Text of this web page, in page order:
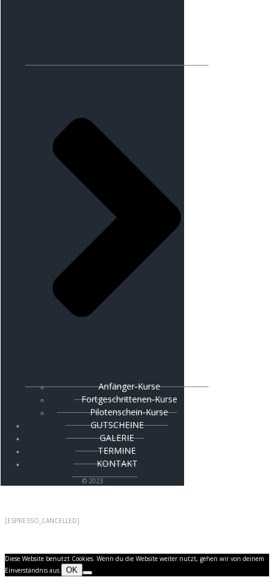
Anfänger-Kurse
Fortgeschrittenen-Kurse
Pilotenschein-Kurse
GUTSCHEINE
GALERIE
TERMINE
KONTAKT
© 2023
[ESPRESSO_CANCELLED]
Diese Website benutzt Cookies. Wenn du die Website weiter nutzt, gehen wir von deinem
Einverständnis aus.
OK